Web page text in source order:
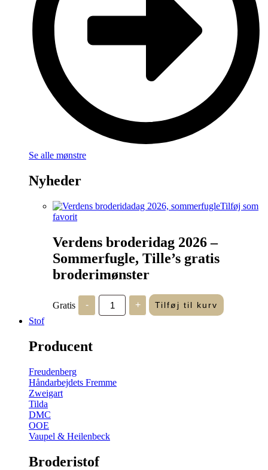
Se alle mønstre
Nyheder
Tilføj som
favorit
Verdens broderidag 2026 –
Sommerfugle, Tille’s gratis
broderimønster
Gratis -
Verdens
broderidag
2026
+ Tilføj til kurv
Stof
Producent
Freudenberg
Håndarbejdets Fremme
Zweigart
Tilda
DMC
OOE
Vaupel & Heilenbeck
Broderistof